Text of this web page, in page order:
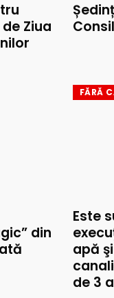
Ziua
din
FĂRĂ
Este
apă
de 3